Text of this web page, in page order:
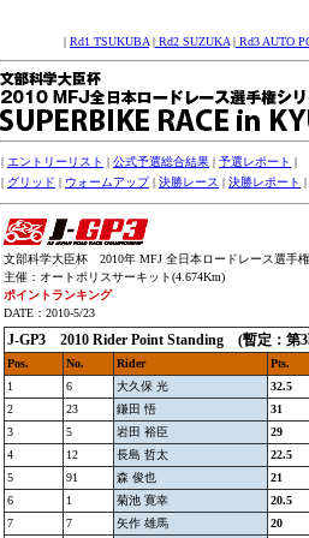
| Rd1 TSUKUBA | Rd2 SUZUKA | Rd3 AUTO
| エントリーリスト | 公式予選総合結果 | 予選レポート |
| グリッド | ウォームアップ| 決勝レース | 決勝レポート |
文部科学大臣杯 2010年 MFJ 全日本ロードレース選手
主催：オートポリスサーキット(4.674Km)
ポイントランキング
DATE：2010-5/23
J-GP3 2010 Rider Point Standing (暫定：第
Pos. No. Rider
Pts.
1
6 大久保 光
32.5
2
23 鎌田 悟
31
3
5 岩田 裕臣
29
4
12 長島 哲太
22.5
5
91 森 俊也
21
6
1 菊池 寛幸
20.5
7
7 矢作 雄馬
20